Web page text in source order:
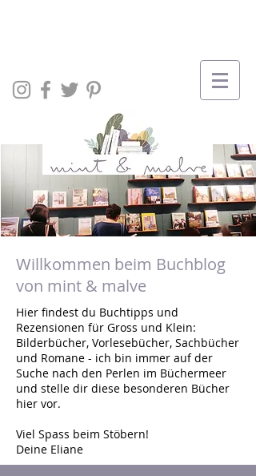
Willkommen beim Buchblog
von mint & malve
Hier findest du Buchtipps und
Rezensionen für Gross und Klein:
Bilderbücher, Vorlesebücher, Sachbücher
und Romane - ich bin immer auf der
Suche nach den Perlen im Büchermeer
und stelle dir diese besonderen Bücher
hier vor.
Viel Spass beim Stöbern!
Deine Eliane